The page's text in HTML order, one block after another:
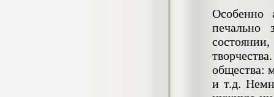
Особенно
печально
общества:
и т.д.